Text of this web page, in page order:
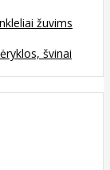
žuvims
švinai